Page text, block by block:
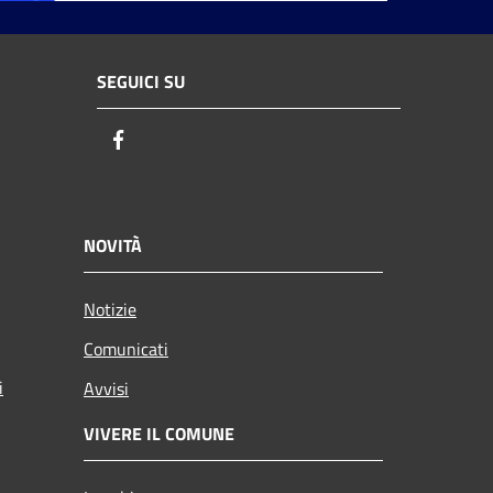
SEGUICI SU
NOVITÀ
Notizie
Comunicati
Avvisi
VIVERE IL COMUNE